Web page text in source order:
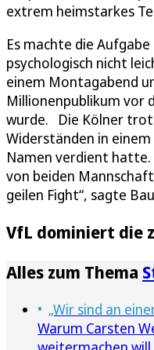
extrem heimstarkes
Es machte die
psychologisch nicht
einem Montagabend
Millionenpublikum vor
wurde. Die Kölner
Widerständen in
Namen verdient hatte.
von beiden
geilen Fight“, sagte
VfL dominiert die
Alles zum Thema
„Wir sind an
Warum Carsten